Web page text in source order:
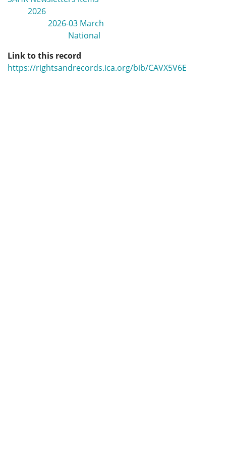
2026
2026-03 March
National
Link to this record
https://rightsandrecords.ica.org/bib/CAVX5V6E